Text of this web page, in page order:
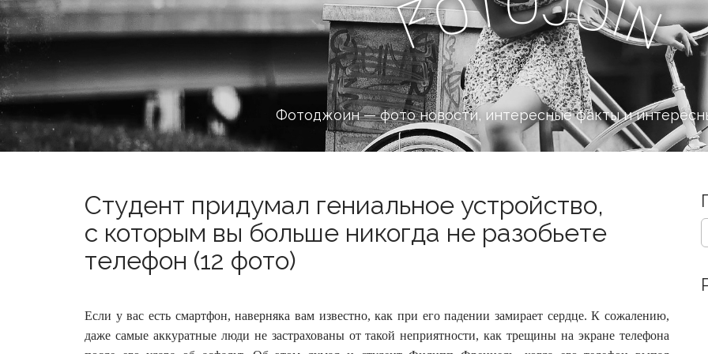
F i
n
Фотоджоин — фото новости, интересные факты и
Студент придумал гениальное устройство,
с которым вы больше никогда не разобьете
телефон (12 фото)
Если у вас есть смартфон, наверняка вам известно, как при его падении замирает сердце. К сожалению,
даже самые аккуратные люди не застрахованы от такой неприятности, как трещины на экране телефона
S
e
c